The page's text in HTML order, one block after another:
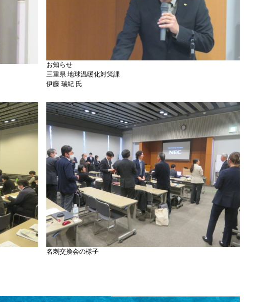
お知らせ
三重県 地球温暖化対策課
伊藤 瑞紀 氏
名刺交換会の様子